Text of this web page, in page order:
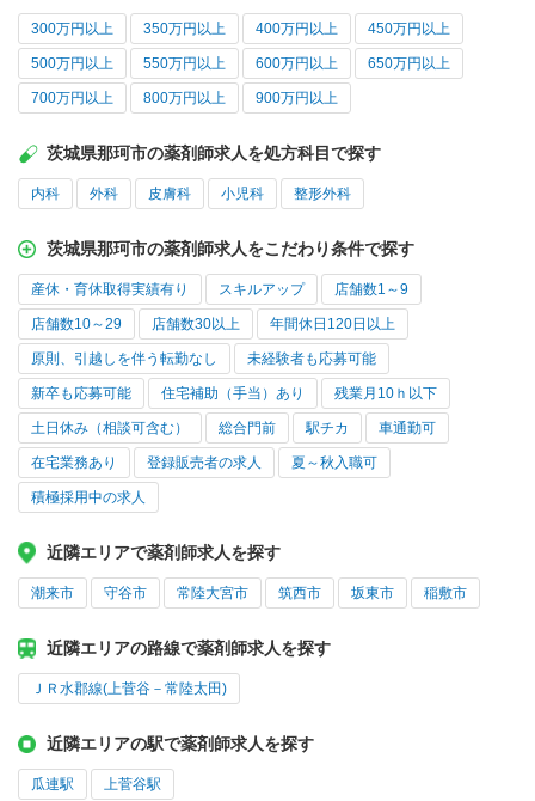
300万円以上 350万円以上 400万円以上 450万円以上
500万円以上 550万円以上 600万円以上 650万円以上
700万円以上 800万円以上 900万円以上
茨城県那珂市の薬剤師求人を処方科目で探す
内科 外科 皮膚科 小児科 整形外科
茨城県那珂市の薬剤師求人をこだわり条件で探す
産休・育休取得実績有り スキルアップ 店舗数1～9
店舗数10～29 店舗数30以上 年間休日120日以上
原則、引越しを伴う転勤なし 未経験者も応募可能
新卒も応募可能 住宅補助（手当）あり 残業月10ｈ以下
土日休み（相談可含む） 総合門前 駅チカ 車通勤可
在宅業務あり 登録販売者の求人 夏～秋入職可
積極採用中の求人
近隣エリアで薬剤師求人を探す
潮来市 守谷市 常陸大宮市 筑西市 坂東市 稲敷市
近隣エリアの路線で薬剤師求人を探す
ＪＲ水郡線(上菅谷－常陸太田)
近隣エリアの駅で薬剤師求人を探す
瓜連駅 上菅谷駅